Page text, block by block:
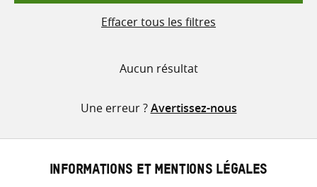
Effacer tous les filtres
Aucun résultat
Une erreur ?Avertissez-nous
INFORMATIONS ET MENTIONS LÉGALES